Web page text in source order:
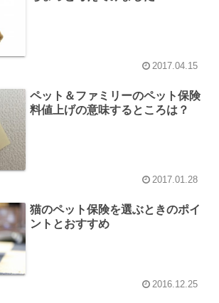
2017.04.15
ペット＆ファミリーのペット保険
料値上げの意味するところは？
2017.01.28
猫のペット保険を選ぶときのポイ
ントとおすすめ
2016.12.25